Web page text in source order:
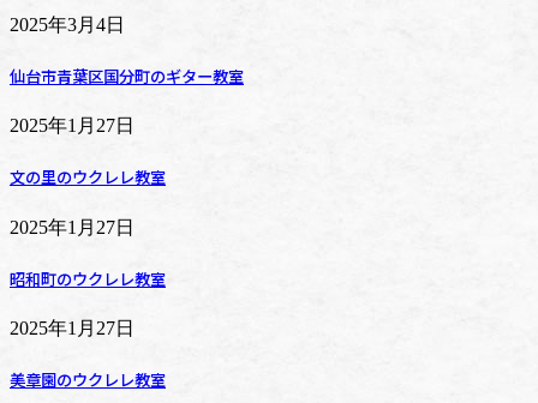
2025年3月4日
仙台市青葉区国分町のギター教室
2025年1月27日
文の里のウクレレ教室
2025年1月27日
昭和町のウクレレ教室
2025年1月27日
美章園のウクレレ教室